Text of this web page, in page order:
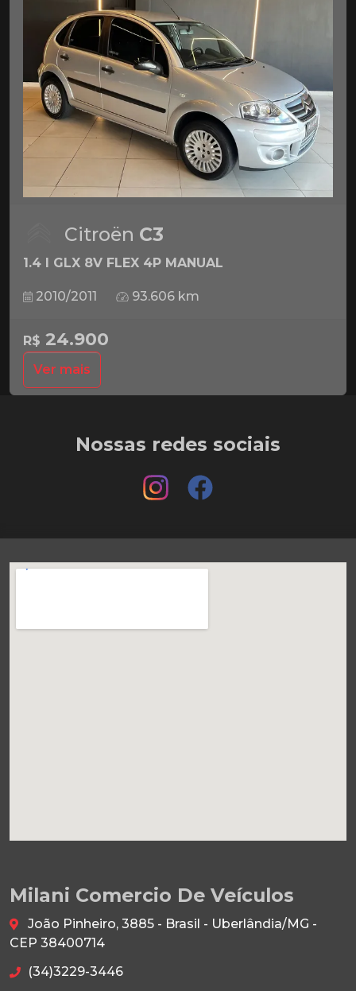
Citroën C3
1.4 I GLX 8V FLEX 4P MANUAL
2010/2011 93.606 km
R$ 24.900
Ver mais
Nossas redes sociais
Milani Comercio De Veículos
João Pinheiro, 3885 - Brasil - Uberlândia/MG -
CEP 38400714
(34)3229-3446